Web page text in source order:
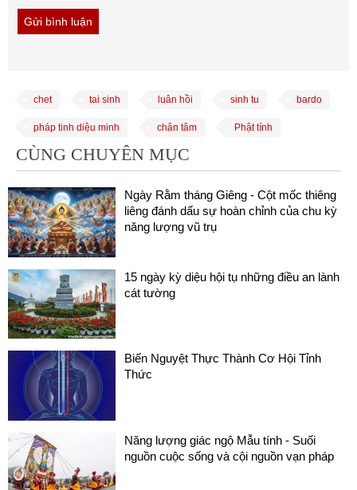
chet tai sinh luân hồi sinh tu bardo
pháp tinh diệu minh chân tâm Phật tính
CÙNG CHUYÊN MỤC
Ngày Rằm tháng Giêng - Cột mốc thiêng
liêng đánh dấu sự hoàn chỉnh của chu kỳ
năng lượng vũ trụ
15 ngày kỳ diệu hội tụ những điều an lành
cát tường
Biến Nguyệt Thực Thành Cơ Hội Tỉnh
Thức
Năng lượng giác ngộ Mẫu tính - Suối
nguồn cuộc sống và cội nguồn vạn pháp